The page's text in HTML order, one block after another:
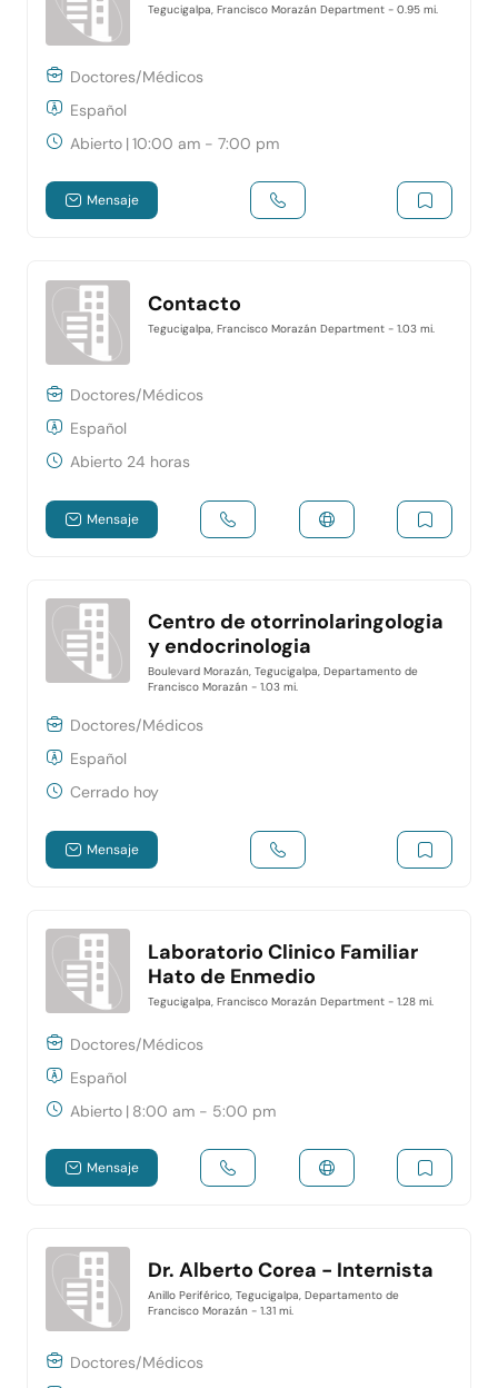
Tegucigalpa, Francisco Morazán Department - 0.95 mi.
Doctores/Médicos
Español
Abierto |10:00 am - 7:00 pm
Mensaje
Contacto
Tegucigalpa, Francisco Morazán Department - 1.03 mi.
Doctores/Médicos
Español
Abierto 24 horas
Mensaje
Centro de otorrinolaringologia
y endocrinologia
Boulevard Morazán, Tegucigalpa, Departamento de
Francisco Morazán - 1.03 mi.
Doctores/Médicos
Español
Cerrado hoy
Mensaje
Laboratorio Clinico Familiar
Hato de Enmedio
Tegucigalpa, Francisco Morazán Department - 1.28 mi.
Doctores/Médicos
Español
Abierto | 8:00 am - 5:00 pm
Mensaje
Dr. Alberto Corea - Internista
Anillo Periférico, Tegucigalpa, Departamento de
Francisco Morazán - 1.31 mi.
Doctores/Médicos